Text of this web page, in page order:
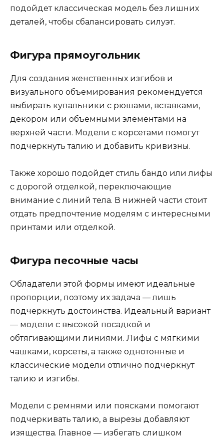
подойдет классическая модель без лишних
деталей, чтобы сбалансировать силуэт.
Фигура прямоугольник
Для создания женственных изгибов и
визуального объемирования рекомендуется
выбирать купальники с рюшами, вставками,
декором или объемными элементами на
верхней части. Модели с корсетами помогут
подчеркнуть талию и добавить кривизны.
Также хорошо подойдет стиль бандо или лифы
с дорогой отделкой, переключающие
внимание с линий тела. В нижней части стоит
отдать предпочтение моделям с интересными
принтами или отделкой.
Фигура песочные часы
Обладатели этой формы имеют идеальные
пропорции, поэтому их задача — лишь
подчеркнуть достоинства. Идеальный вариант
— модели с высокой посадкой и
обтягивающими линиями. Лифы с мягкими
чашками, корсеты, а также однотонные и
классические модели отлично подчеркнут
талию и изгибы.
Модели с ремнями или поясками помогают
подчеркивать талию, а вырезы добавляют
изящества. Главное — избегать слишком